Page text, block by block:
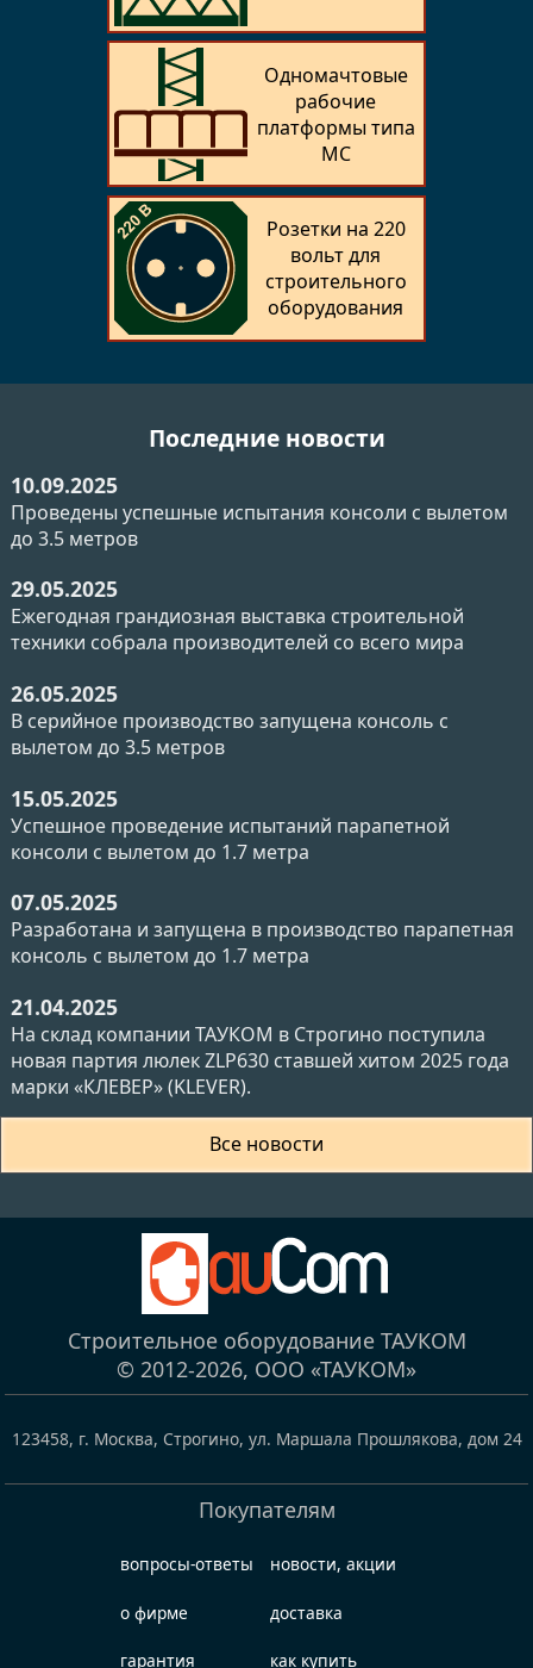
Одномачтовые
рабочие
платформы типа
MC
Розетки на 220
вольт для
строительного
оборудования
Последние новости
10.09.2025
Проведены успешные испытания консоли с вылетом
до 3.5 метров
29.05.2025
Ежегодная грандиозная выставка строительной
техники собрала производителей со всего мира
26.05.2025
В серийное производство запущена консоль с
вылетом до 3.5 метров
15.05.2025
Успешное проведение испытаний парапетной
консоли с вылетом до 1.7 метра
07.05.2025
Разработана и запущена в производство парапетная
консоль с вылетом до 1.7 метра
21.04.2025
На склад компании ТАУКОМ в Строгино поступила
новая партия люлек ZLP630 ставшей хитом 2025 года
марки «КЛЕВЕР» (KLEVER).
Все новости
Строительное оборудование ТАУКОМ
© 2012-2026, ООО «ТАУКОМ»
123458, г. Москва, Строгино, ул. Маршала Прошлякова, дом 24
Покупателям
вопросы-ответы
о фирме
гарантия
новости, акции
доставка
как купить